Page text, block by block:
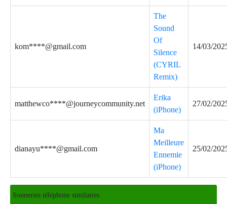
kom****@gmail.com
The
Sound
Of
Silence
(CYRIL
Remix)
14/03/
matthewco****@journeycommunity.net
Erika
(iPhone)
27/02/
dianayu****@gmail.com
Ma
Meilleure
Ennemie
(iPhone)
25/02/
Sonneries téléphone similaires